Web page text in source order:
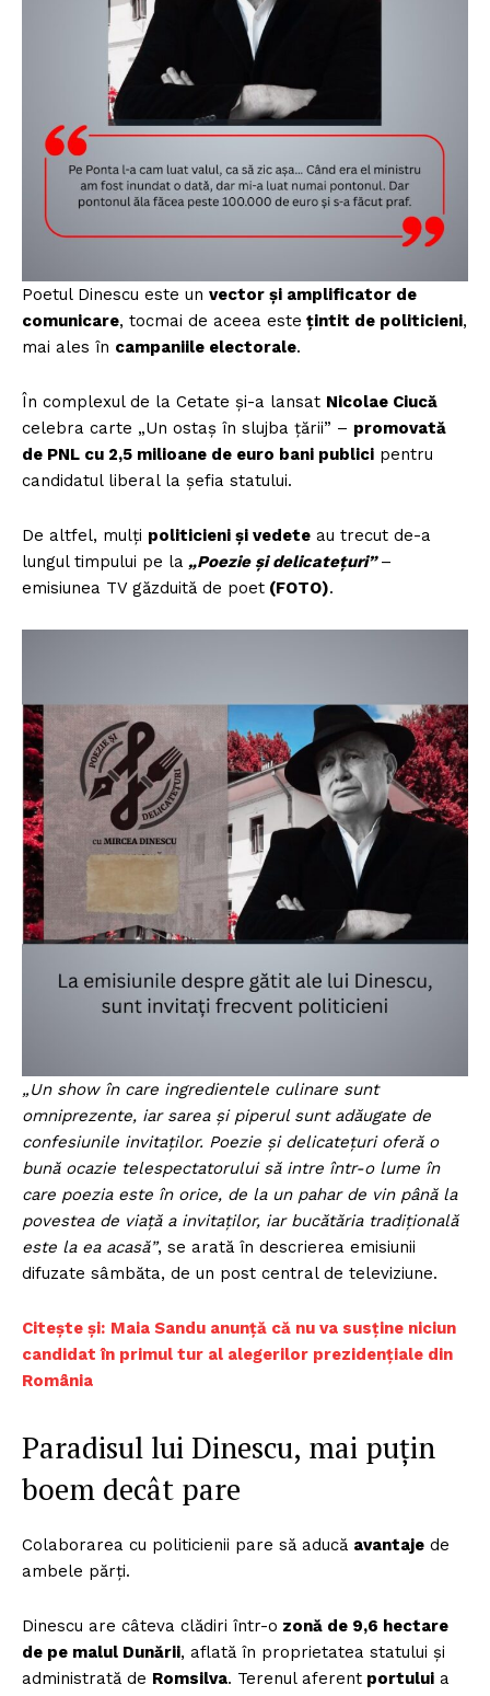
Poetul Dinescu este un vector și amplificator de
comunicare, tocmai de aceea este țintit de politicieni,
mai ales în campaniile electorale.
În complexul de la Cetate și-a lansat Nicolae Ciucă
celebra carte „Un ostaș în slujba țării” – promovată
de PNL cu 2,5 milioane de euro bani publici pentru
candidatul liberal la șefia statului.
De altfel, mulți politicieni și vedete au trecut de-a
lungul timpului pe la „Poezie și delicatețuri” –
emisiunea TV găzduită de poet (FOTO).
„Un show în care ingredientele culinare sunt
omniprezente, iar sarea și piperul sunt adăugate de
confesiunile invitaților. Poezie și delicatețuri oferă o
bună ocazie telespectatorului să intre într-o lume în
care poezia este în orice, de la un pahar de vin până la
povestea de viață a invitaților, iar bucătăria tradițională
este la ea acasă”, se arată în descrierea emisiunii
difuzate sâmbăta, de un post central de televiziune.
Citește și: Maia Sandu anunță că nu va susține niciun
candidat în primul tur al alegerilor prezidențiale din
România
Paradisul lui Dinescu, mai puțin
boem decât pare
Colaborarea cu politicienii pare să aducă avantaje de
ambele părți.
Dinescu are câteva clădiri într-o zonă de 9,6 hectare
de pe malul Dunării, aflată în proprietatea statului și
administrată de Romsilva. Terenul aferent portului a